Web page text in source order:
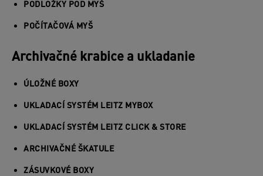
PODLOŽKY POD MYŠ
POČÍTAČOVÁ MYŠ
Archivačné krabice a ukladanie
ÚLOŽNÉ BOXY
UKLADACÍ SYSTÉM LEITZ MYBOX
UKLADACÍ SYSTÉM LEITZ CLICK & STORE
ARCHIVAČNÉ ŠKATULE
ZÁSUVKOVÉ BOXY